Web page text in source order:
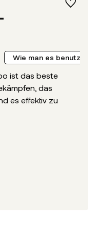
Wie man es benutzt
ist das beste
das
es effektiv zu